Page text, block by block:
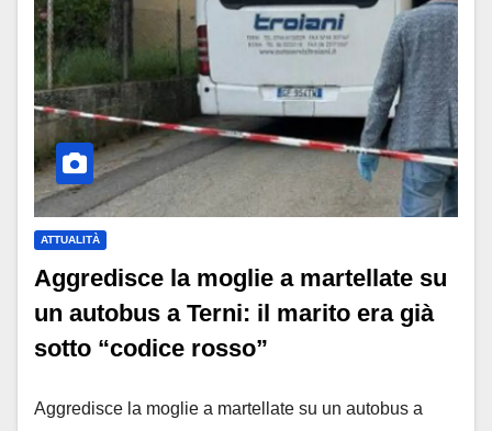
ATTUALITÀ
Aggredisce la moglie a martellate su
un autobus a Terni: il marito era già
sotto “codice rosso”
Aggredisce la moglie a martellate su un autobus a